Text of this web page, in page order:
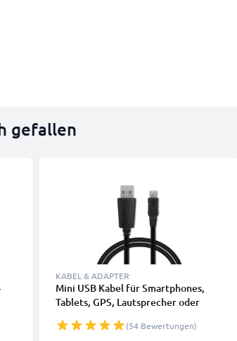
gefallen
KABEL & ADAPTER
Mini USB Kabel für Smartphones,
Tablets, GPS, Lautsprecher oder
Datenkabel 1m 1A PVC schwarz
(54 Bewertungen)